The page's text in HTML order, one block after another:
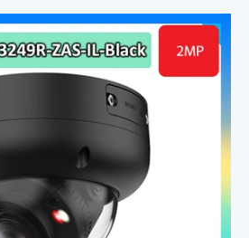
nước IP67 giúp quan sát ổn định